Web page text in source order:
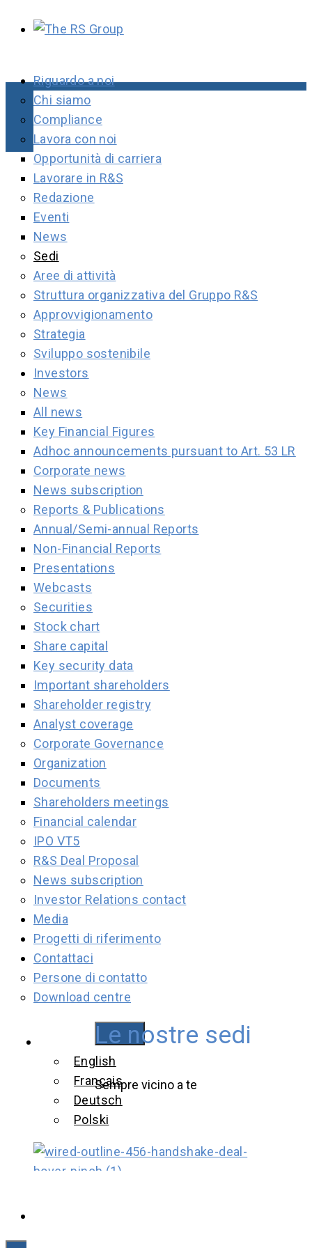
Riguardo a noi
Chi siamo
Compliance
Lavora con noi
Opportunità di carriera
Lavorare in R&S
Redazione
Eventi
News
Sedi
Aree di attività
Struttura organizzativa del Gruppo R&S
Approvvigionamento
Strategia
Sviluppo sostenibile
Investors
News
All news
Key Financial Figures
Adhoc announcements pursuant to Art. 53 LR
Corporate news
News subscription
Reports & Publications
Annual/Semi-annual Reports
Non-Financial Reports
Presentations
Webcasts
Securities
Stock chart
Share capital
Key security data
Important shareholders
Shareholder registry
Analyst coverage
Corporate Governance
Organization
Documents
Shareholders meetings
Financial calendar
IPO VT5
R&S Deal Proposal
News subscription
Investor Relations contact
Media
Progetti di riferimento
Contattaci
Persone di contatto
Download centre
English
Français
Deutsch
Polski
Le nostre sedi
Sempre vicino a te